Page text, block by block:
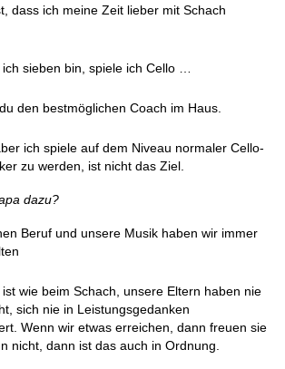
dass ich meine Zeit lieber mit Schach
sieben bin, spiele ich Cello …
den bestmöglichen Coach im Haus.
ich spiele auf dem Niveau normaler Cello-
zu werden, ist nicht das Ziel.
dazu?
Beruf und unsere Musik haben wir immer
wie beim Schach, unsere Eltern haben nie
sich nie in Leistungsgedanken
Wenn wir etwas erreichen, dann freuen sie
nicht, dann ist das auch in Ordnung.